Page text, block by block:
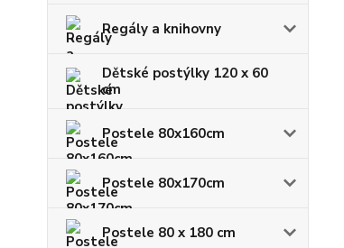
Regály a knihovny
Dětské postýlky 120 x 60
cm
Postele 80x160cm
Postele 80x170cm
Postele 80 x 180 cm